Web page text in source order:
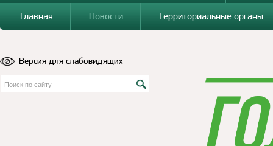
Главная
Новости Территориальные органы
Версия для слабовидящих